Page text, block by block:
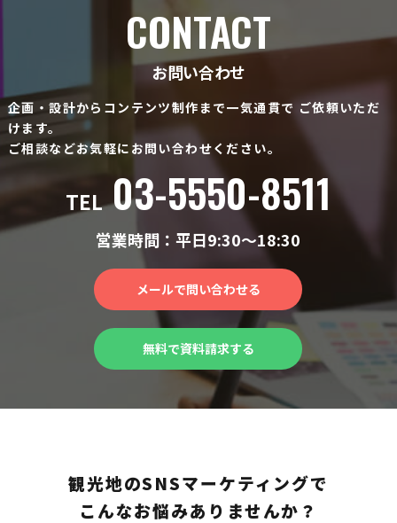
CONTACT
お問い合わせ
企画・設計からコンテンツ制作まで一気通貫で ご依頼いただ
けます。
ご相談などお気軽にお問い合わせください。
TEL03-5550-8511
営業時間：平日9:30〜18:30
メールで問い合わせる
無料で資料請求する
観光地のSNSマーケティングで
こんなお悩みありませんか？